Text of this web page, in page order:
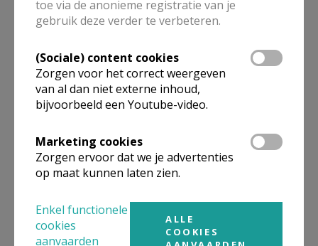
Meer
Deel dit artikel
toe via de anonieme registratie van je
gebruik deze verder te verbeteren.
(Sociale) content cookies
Zorgen voor het correct weergeven
van al dan niet externe inhoud,
bijvoorbeeld een Youtube-video.
Marketing cookies
Zorgen ervoor dat we je advertenties
op maat kunnen laten zien.
Enkel functionele
cookies
aanvaarden
ALLE
COOKIES